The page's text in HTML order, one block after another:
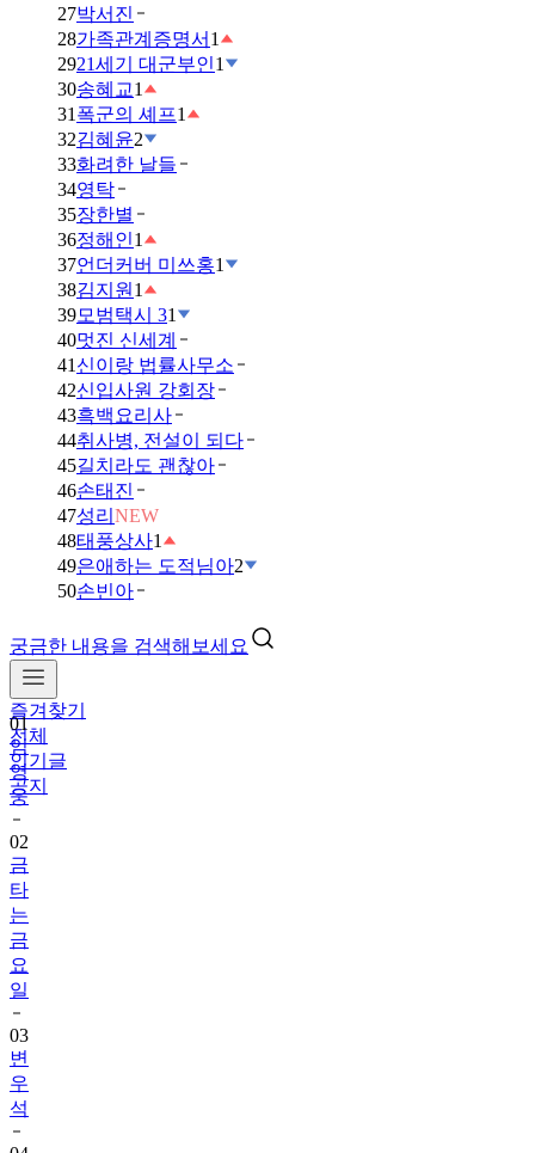
27박서진
28가족관계증명서 1
2921세기 대군부인1
30송혜교1
31 폭군의 셰프1
32김혜윤2
33화려한 날들
34영탁
35장한별
36정해인1
37언더커버 미쓰홍1
38김지원 1
39모범택시 31
40멋진 신세계
41 신이랑 법률사무소
42신입사원 강회장
43흑백요리사
44취사병, 전설이 되다
45길치라도 괜찮아
46손태진
47성리 NEW
48태풍상사1
49은애하는 도적님아2
50손빈아
궁금한 내용을 검색해보세요
즐겨찾기
전체
인기글
공지
01
임
영
웅
02
금
타
는
금
요
일
03
변
우
석